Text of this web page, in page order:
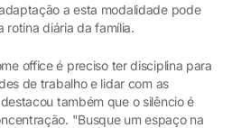
a esta modalidade pode
rotina diária da família.
office é preciso ter disciplina para
de trabalho e lidar com as
também que o silêncio é
"Busque um espaço na